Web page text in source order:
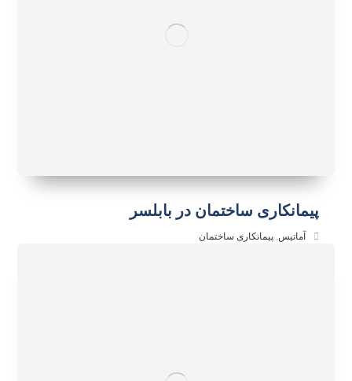
پیمانکاری ساختمان در بابلسر
آماتیس,پیمانکاری ساختمان